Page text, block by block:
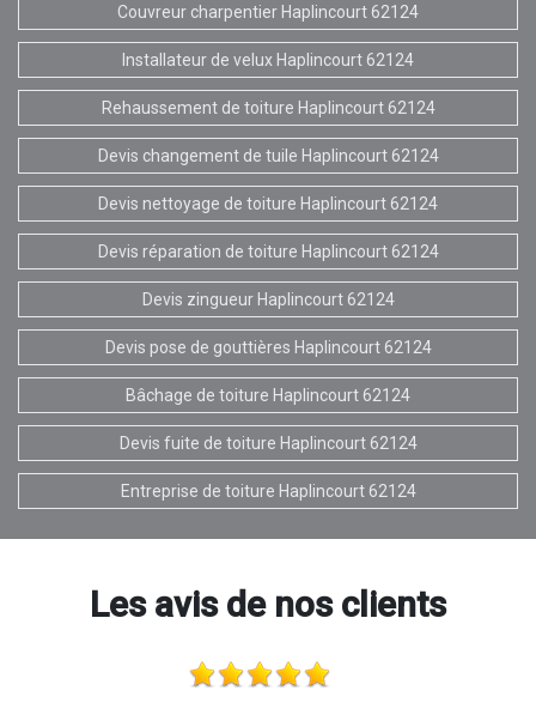
Couvreur charpentier Haplincourt 62124
Installateur de velux Haplincourt 62124
Rehaussement de toiture Haplincourt 62124
Devis changement de tuile Haplincourt 62124
Devis nettoyage de toiture Haplincourt 62124
Devis réparation de toiture Haplincourt 62124
Devis zingueur Haplincourt 62124
Devis pose de gouttières Haplincourt 62124
Bâchage de toiture Haplincourt 62124
Devis fuite de toiture Haplincourt 62124
Entreprise de toiture Haplincourt 62124
Les avis de nos clients